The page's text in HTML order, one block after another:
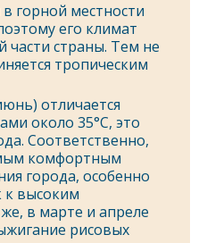
горной местности
его климат
части страны. Тем не
тропическим
отличается
около 35°C, это
Соответственно,
комфортным
города, особенно
к высоким
в марте и апреле
рисовых